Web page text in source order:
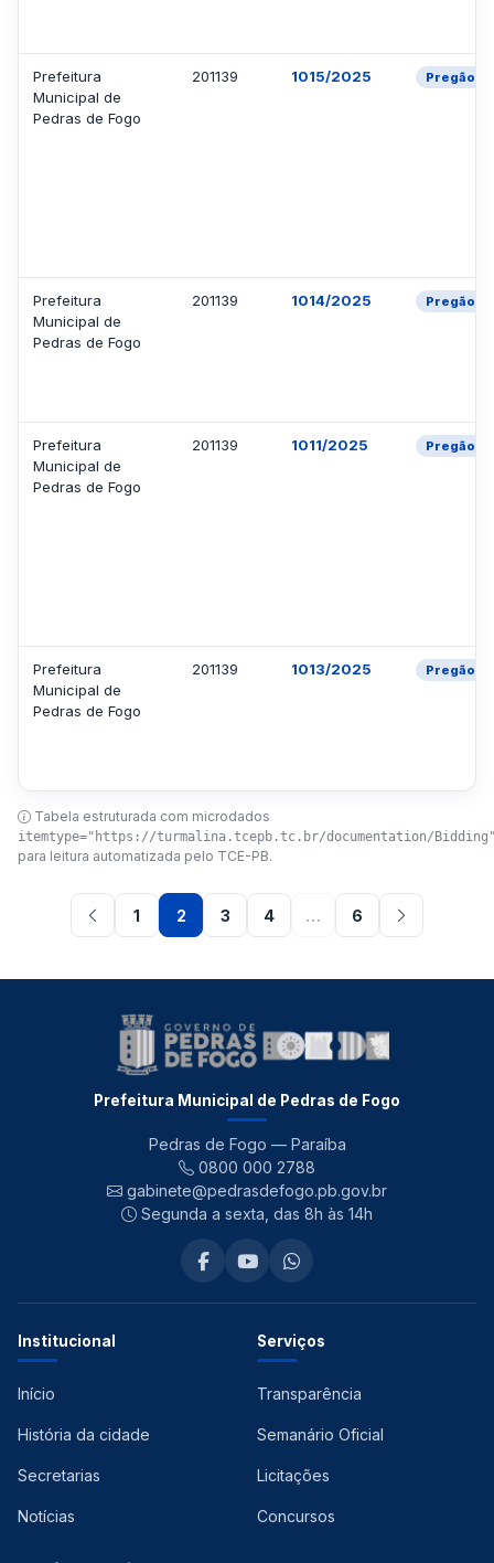
Prefeitura
Municipal de
Pedras de Fogo
201139 1015/2025 Pregão
Prefeitura
Municipal de
Pedras de Fogo
201139 1014/2025 Pregão
Prefeitura
Municipal de
Pedras de Fogo
201139 1011/2025 Pregão
Prefeitura
Municipal de
Pedras de Fogo
201139 1013/2025 Pregão
Tabela estruturada com microdados
itemtype="https://turmalina.tcepb.tc.br/documentation/
para leitura automatizada pelo TCE-PB.
1 2 3 4 … 6
Prefeitura Municipal de Pedras de Fogo
Pedras de Fogo — Paraíba
0800 000 2788
gabinete@pedrasdefogo.pb.gov.br
Segunda a sexta, das 8h às 14h
Institucional
Início
História da cidade
Secretarias
Notícias
Serviços
Transparência
Semanário Oficial
Licitações
Concursos